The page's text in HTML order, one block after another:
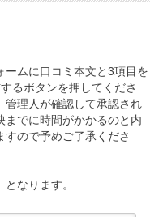
ームに口コミ本文と3項目を
るボタンを押してくださ
管理人が確認して承認され
までに時間がかかるのと内
ので予めご了承くださ
なります。